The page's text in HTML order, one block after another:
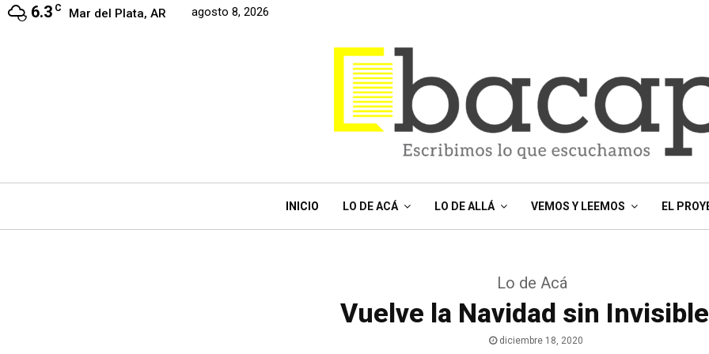
6.3 C Mar del Plata, AR agosto 8, 2026
INICIO LO DE ACÁ LO DE ALLÁ VEMOS Y LEEMOS EL
Lo de Acá
Vuelve la Navidad sin
diciembre 18, 2020